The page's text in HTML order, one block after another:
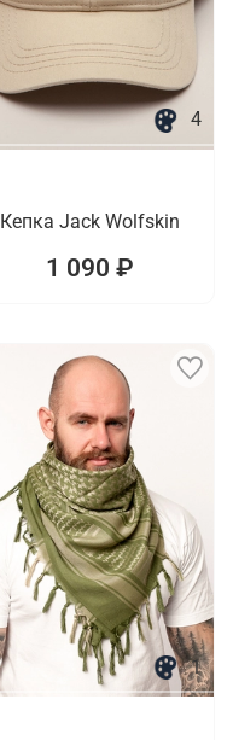
4
Кепка Jack Wolfskin
1 090 ₽
1